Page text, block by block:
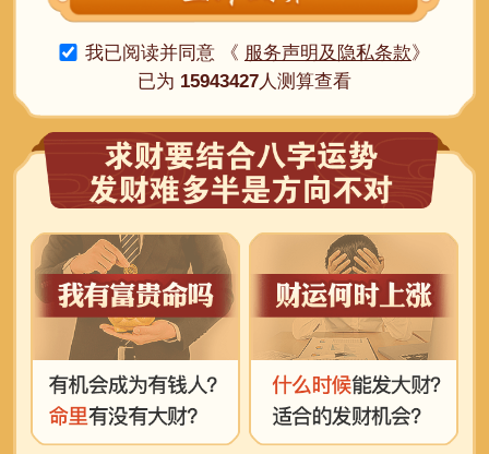
我已阅读并同意 《 服务声明及隐私条款》
已为 15943427 人测算查看